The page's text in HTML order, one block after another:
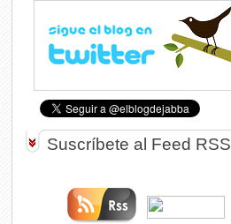
Suscríbete al Feed RSS